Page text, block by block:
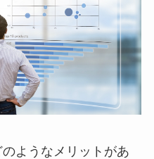
ようなメリットがあ